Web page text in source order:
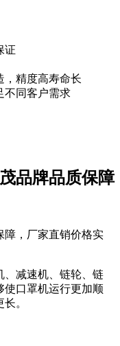
品牌品质保障
障，厂家直销价格实
、减速机、链轮、链
使口罩机运行更加顺
。